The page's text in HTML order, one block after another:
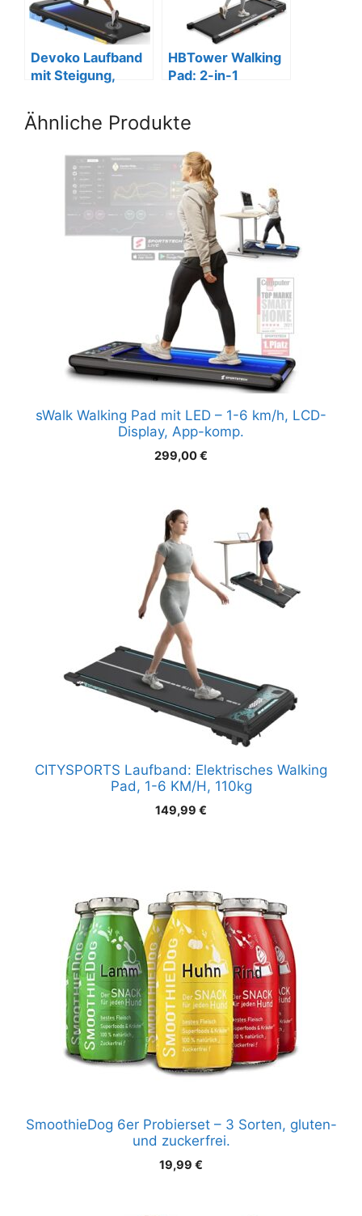
Devoko Laufband
mit Steigung,
Fernbedienung
HBTower Walking
Pad: 2-in-1
Ähnliche Produkte
sWalk Walking Pad mit LED – 1-6 km/h, LCD-
Display, App-komp.
299,00€
CITYSPORTS Laufband: Elektrisches Walking
Pad, 1-6 KM/H, 110kg
149,99 €
SmoothieDog 6er Probierset – 3 Sorten, gluten-
und zuckerfrei.
19,99 €